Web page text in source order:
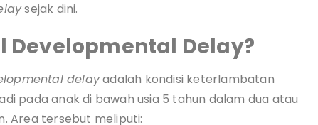
sejak dini.
Developmental Delay?
delayadalah kondisi keterlambatan
pada anak di bawah usia 5 tahun dalam dua atau
Area tersebut meliputi: